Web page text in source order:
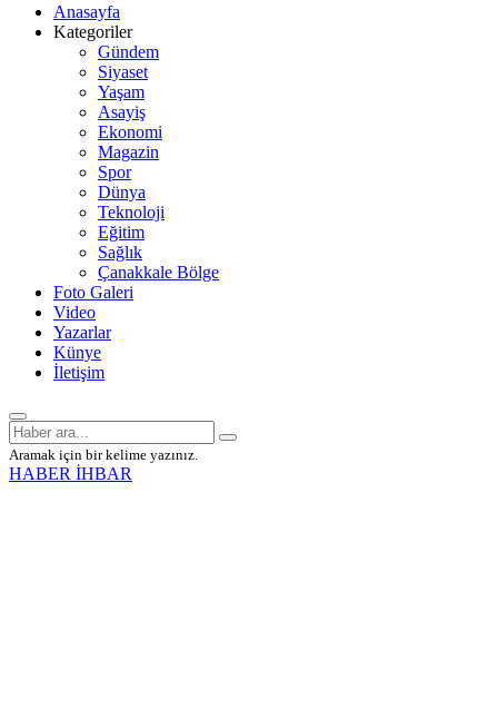
Anasayfa
Kategoriler
Gündem
Siyaset
Yaşam
Asayiş
Ekonomi
Magazin
Spor
Dünya
Teknoloji
Eğitim
Sağlık
Çanakkale Bölge
Foto Galeri
Video
Yazarlar
Künye
İletişim
Aramak için bir kelime yazınız.
HABER İHBAR